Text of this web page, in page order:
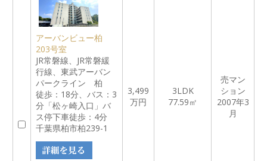
アーバンビュー柏
203号室
JR常磐線、JR常磐緩
行線、東武アーバン
パークライン 柏
徒歩：18分、バス：3
分「松ヶ崎入口」バ
ス停下車徒歩：4分
千葉県柏市柏239-1
3,499
万円
3LDK
77.59㎡
売マン
ション
2007年3
月